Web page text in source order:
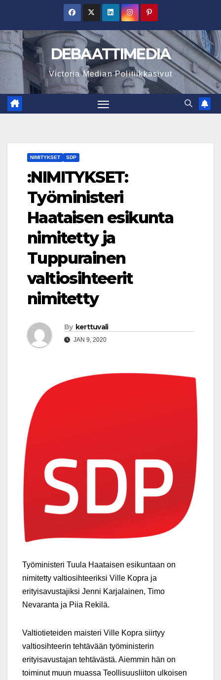
content
DEBAATTIMEDIA
Victoria Median Politiikkasivut
NIMITYKSET SDP
:NIMITYKSET:
Työministeri
Haataisen esikunta
nimitetty ja
Tuppurainen
valtiosihteerit
nimitetty
By kerttuvali
JAN 9, 2020
Työministeri Tuula Haataisen esikuntaan on
nimitetty valtiosihteeriksi Ville Kopra ja
erityisavustajiksi Jenni Karjalainen, Timo
Nevaranta ja Piia Rekilä.
Valtiotieteiden maisteri Ville Kopra siirtyy
valtiosihteerin tehtävään työministerin
erityisavustajan tehtävästä. Aiemmin hän on
toiminut muun muassa Teollisuusliiton ulkoisen